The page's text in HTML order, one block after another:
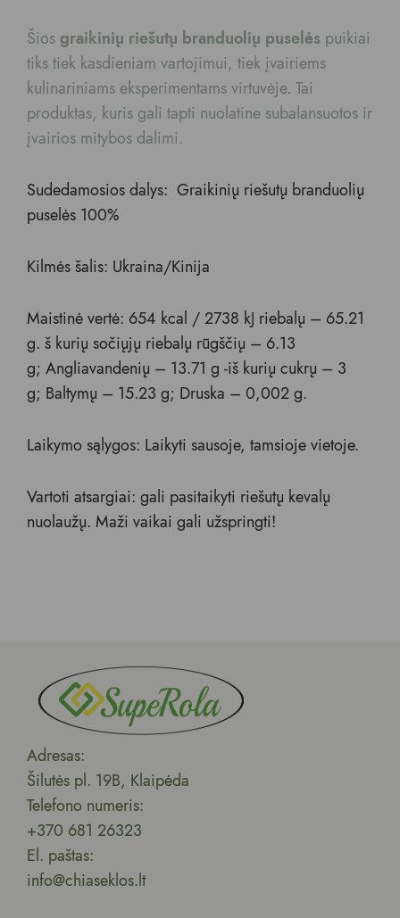
Šios graikinių riešutų branduolių puselės puikiai
tiks tiek kasdieniam vartojimui, tiek įvairiems
kulinariniams eksperimentams virtuvėje. Tai
produktas, kuris gali tapti nuolatine subalansuotos ir
įvairios mitybos dalimi.
Sudedamosios dalys: Graikinių riešutų branduolių
puselės 100%
Kilmės šalis: Ukraina/Kinija
Maistinė vertė: 654 kcal / 2738 kJ riebalų – 65.21
g. š kurių sočiųjų riebalų rūgščių – 6.13
g; Angliavandenių – 13.71 g -iš kurių cukrų – 3
g; Baltymų – 15.23 g; Druska – 0,002 g.
Laikymo sąlygos: Laikyti sausoje, tamsioje vietoje.
Vartoti atsargiai: gali pasitaikyti riešutų kevalų
nuolaužų. Maži vaikai gali užspringti!
Adresas:
Šilutės pl. 19B, Klaipėda
Telefono numeris:
+370 681 26323
El. paštas:
info@chiaseklos.lt